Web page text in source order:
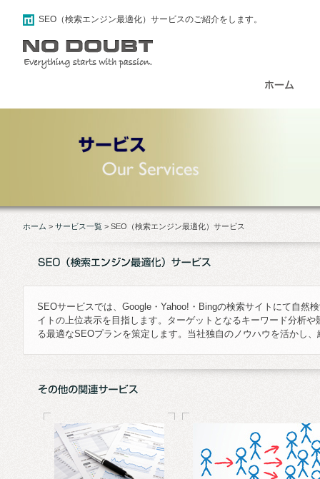
SEO（検索エンジン最適化）サービスのご紹介をします。
ホーム > サービス一覧 > SEO（検索エンジン最適化）サービス
SEOサービスでは、Google・Yahoo!・Bingの検索サイトにて自然
イトの上位表示を目指します。ターゲットとなるキーワード分析
る最適なSEOプランを策定します。当社独自のノウハウを活かし